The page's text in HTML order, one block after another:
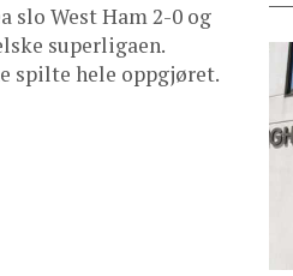
slo West Ham 2-0 og
superligaen.
spilte hele oppgjøret.